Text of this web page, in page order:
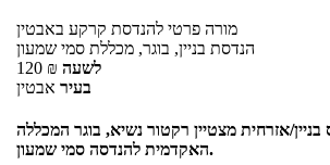
מורה פרטי להנדסת קרקע באבטין
הנדסת בניין, בוגר, מכללת סמי שמעון
120 ₪ לשעה
בעיר אבטין
בניין/אזרחית מצטיין רקטור נשיא, בוגר המכללה
האקדמית להנדסה סמי שמעון.